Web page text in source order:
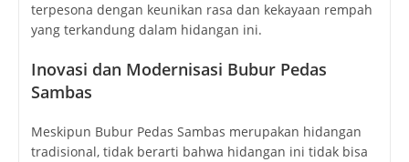
terpesona dengan keunikan rasa dan kekayaan rempah
yang terkandung dalam hidangan ini.
Inovasi dan Modernisasi Bubur Pedas
Sambas
Meskipun Bubur Pedas Sambas merupakan hidangan
tradisional, tidak berarti bahwa hidangan ini tidak bisa